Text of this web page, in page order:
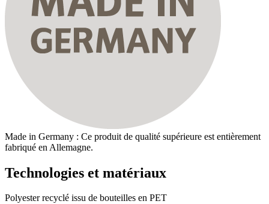
Made in Germany : Ce produit de qualité supérieure est entièrement
fabriqué en Allemagne.
Technologies et matériaux
Polyester recyclé issu de bouteilles en PET